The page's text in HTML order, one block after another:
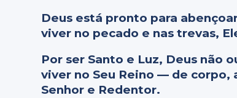
Deus está pronto para
viver no pecado e nas trevas,
Por ser Santo e Luz, Deus não
viver no Seu Reino — de
Senhor e Redentor.